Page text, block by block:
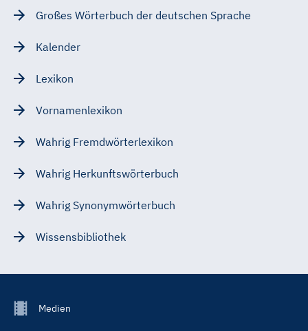
Großes Wörterbuch der deutschen Sprache
Kalender
Lexikon
Vornamenlexikon
Wahrig Fremdwörterlexikon
Wahrig Herkunftswörterbuch
Wahrig Synonymwörterbuch
Wissensbibliothek
FooterMedien